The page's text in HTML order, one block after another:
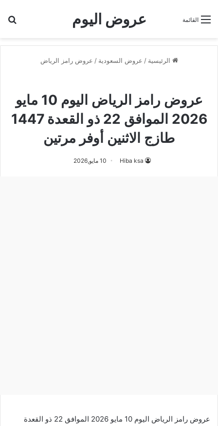
عروض اليوم القائمة
الرئيسية / عروض السعودية / عروض رامز الرياض
عروض رامز الرياض اليوم 10 مايو
2026 الموافق 22 ذو القعدة 1447
طازج الاثنين أوفر مرتين
Hiba ksa 10 مايو,2026
عروض رامز الرياض اليوم 10 مايو 2026 الموافق 22 ذو القعدة